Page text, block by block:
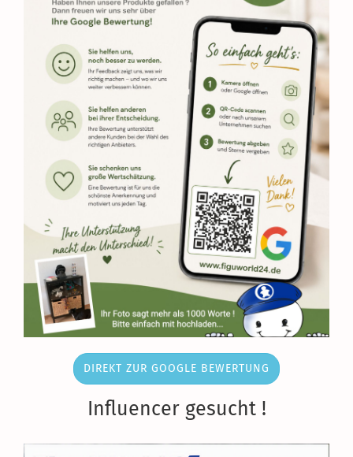
DIREKT ZUR GOOGLE BEWERTUNG
Influencer gesucht !